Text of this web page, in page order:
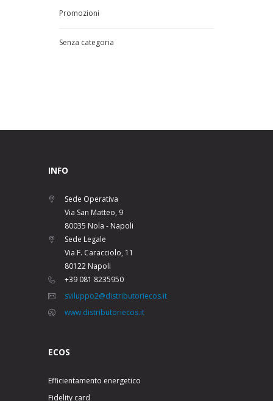
Promozioni
Senza categoria
INFO
Sede Operativa
Via San Matteo, 9
80035 Nola - Napoli
Sede Legale
Via F. Caracciolo, 11
80122 Napoli
+39 081 8235950
sviluppo2@distributoriecos.it
www.distributoriecos.it
ECOS
Efficientamento energetico
Fidelity card